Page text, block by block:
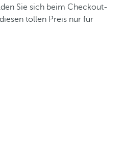
Sie sich beim Checkout-
tollen Preis nur für